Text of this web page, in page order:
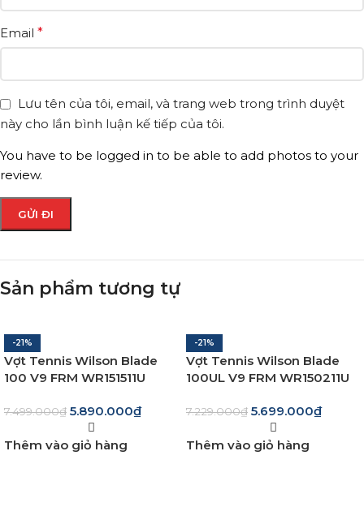
Email *
Lưu tên của tôi, email, và trang web trong trình duyệt
này cho lần bình luận kế tiếp của tôi.
You have to be logged in to be able to add photos to your
review.
Sản phẩm tương tự
-21%
Vợt Tennis Wilson Blade
100 V9 FRM WR151511U
7.499.000₫ 5.890.000₫
Thêm vào giỏ hàng
-21%
Vợt Tennis Wilson Blade
100UL V9 FRM WR150211U
7.229.000₫ 5.699.000₫
Thêm vào giỏ hàng